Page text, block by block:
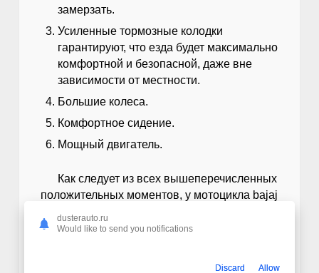
замерзать.
Усиленные тормозные колодки
гарантируют, что езда будет максимально
комфортной и безопасной, даже вне
зависимости от местности.
Большие колеса.
Комфортное сидение.
Мощный двигатель.
Как следует из всех вышеперечисленных
положительных моментов, у мотоцикла bajaj
стороны, за которые уже можно приобрести
dusterauto.ru
Would like to send you notifications
Discard Allow